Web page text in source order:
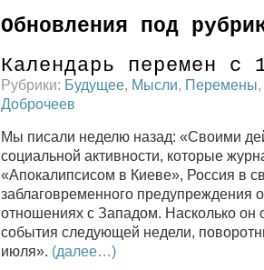
Обновления под
Календарь перемен с
Рубрики: Будущее, Мысли, Перемены,
Доброчеев
Мы писали неделю назад: «Своими
социальной активности, которые
«Апокалипсисом в Киеве», Россия в
заблаговременного предупреждения
отношениях с Западом. Насколько он
события следующей недели,
июля». (далее…)